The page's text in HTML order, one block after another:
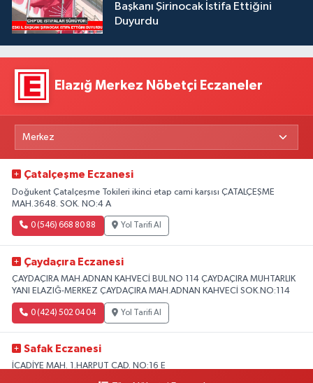
Başkanı Şirinocak İstifa Ettiğini
Duyurdu
Elazığ Merkez Nöbetçi Eczaneler
Çatalçeşme Eczanesi
Doğukent Çatalçeşme Tokileri ikinci etap cami karşısı ÇATALÇEŞME
MAH.3648. SOK. NO:4 A
0 (546) 668 80 88 Yol Tarifi Al
Çaydaçıra Eczanesi
ÇAYDAÇIRA MAH.ADNAN KAHVECİ BUL.NO 114 ÇAYDAÇIRA MUHTARLIK
YANI ELAZIĞ-MERKEZ ÇAYDAÇIRA MAH.ADNAN KAHVECİ SOK.NO:114
0 (424) 502 04 04 Yol Tarifi Al
Safak Eczanesi
İCADİYE MAH. 1.HARPUT CAD. NO:16 E